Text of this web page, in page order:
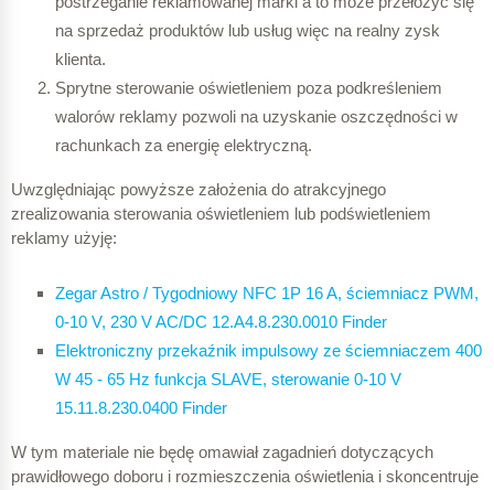
na sprzedaż produktów lub usług więc na realny zysk
klienta.
Sprytne sterowanie oświetleniem poza podkreśleniem
walorów reklamy pozwoli na uzyskanie oszczędności w
rachunkach za energię elektryczną.
Uwzględniając powyższe założenia do atrakcyjnego
zrealizowania sterowania oświetleniem lub podświetleniem
reklamy użyję:
Zegar Astro / Tygodniowy NFC 1P 16 A, ściemniacz PWM,
0‑10 V, 230 V AC/DC 12.A4.8.230.0010 Finder
Elektroniczny przekaźnik impulsowy ze ściemniaczem 400
W 45 ‑ 65 Hz funkcja SLAVE, sterowanie 0‑10 V
15.11.8.230.0400 Finder
W tym materiale nie będę omawiał zagadnień dotyczących
prawidłowego doboru i rozmieszczenia oświetlenia i skoncentruje